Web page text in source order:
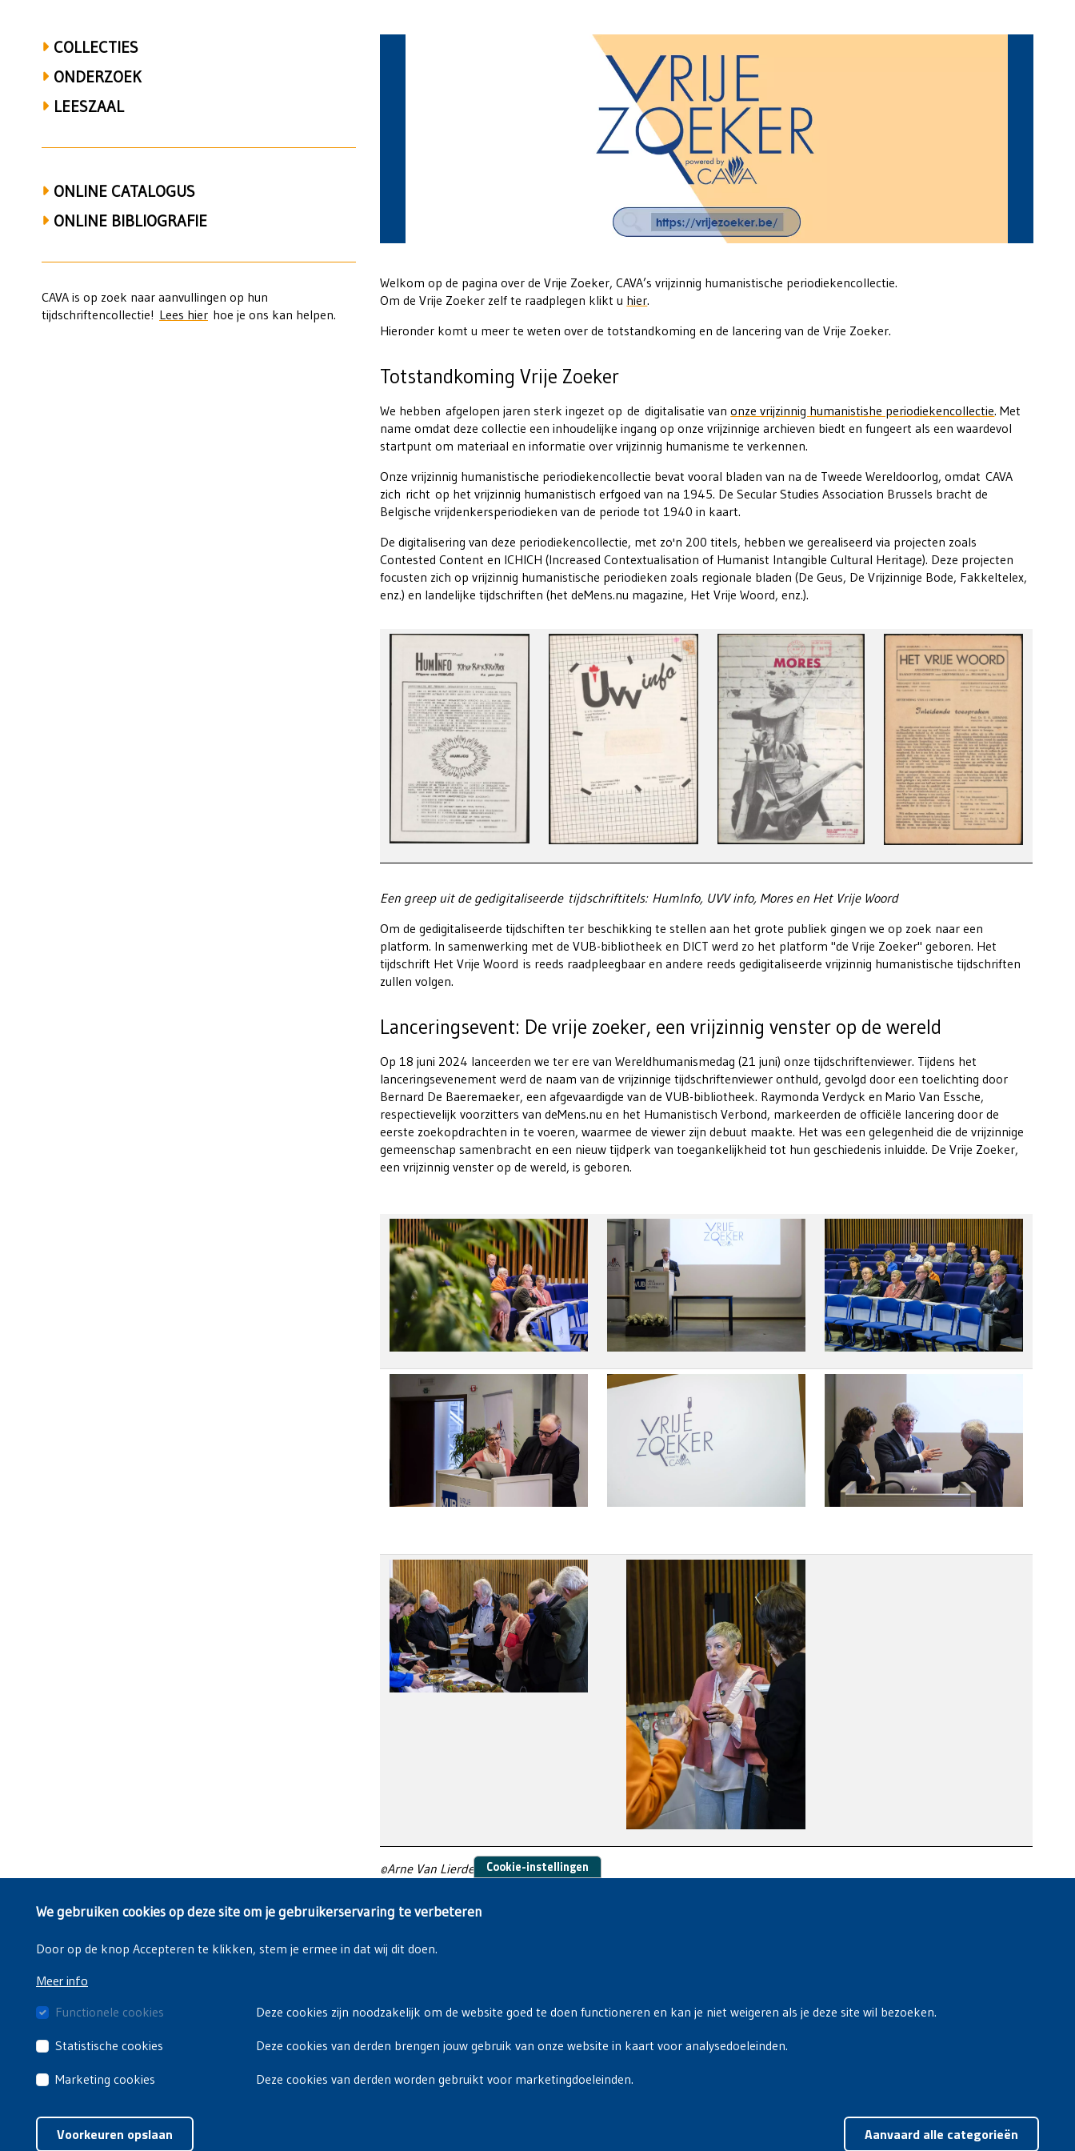
COLLECTIES
ONDERZOEK
LEESZAAL
ONLINE CATALOGUS
ONLINE BIBLIOGRAFIE
CAVA is op zoek naar aanvullingen op hun
tijdschriftencollectie! Lees hier hoe je ons kan helpen.
Welkom op de pagina over de Vrije Zoeker, CAVA’s vrijzinnig humanistische periodiekencollectie.
Om de Vrije Zoeker zelf te raadplegen klikt u hier.
Hieronder komt u meer te weten over de totstandkoming en de lancering van de Vrije Zoeker.
Totstandkoming Vrije Zoeker
We hebben afgelopen jaren sterk ingezet op de digitalisatie vanonze vrijzinnig humanistishe periodiekencollectie. Met
name omdat deze collectie een inhoudelijke ingang op onze vrijzinnige archieven biedt en fungeert als een waardevol
startpunt om materiaal en informatie over vrijzinnig humanisme te verkennen.
Onze vrijzinnig humanistische periodiekencollectie bevat vooral bladen van na de Tweede Wereldoorlog, omdat CAVA
zich richt op het vrijzinnig humanistisch erfgoed van na 1945. De Secular Studies Association Brussels bracht de
Belgische vrijdenkersperiodieken van de periode tot 1940 in kaart.
De digitalisering van deze periodiekencollectie, met zo'n 200 titels, hebben we gerealiseerd via projecten zoals
Contested Content en ICHICH (Increased Contextualisation of Humanist Intangible Cultural Heritage). Deze projecten
focusten zich op vrijzinnig humanistische periodieken zoals regionale bladen (De Geus, De Vrijzinnige Bode, Fakkeltelex,
enz.) en landelijke tijdschriften (het deMens.nu magazine, Het Vrije Woord, enz.).
Een greep uit de gedigitaliseerde tijdschriftitels: HumInfo, UVV info, Mores en Het Vrije Woord
Om de gedigitaliseerde tijdschiften ter beschikking te stellen aan het grote publiek gingen we op zoek naar een
platform. In samenwerking met de VUB-bibliotheek en DICT werd zo het platform "de Vrije Zoeker" geboren. Het
tijdschrift Het Vrije Woord is reeds raadpleegbaar en andere reeds gedigitaliseerde vrijzinnig humanistische tijdschriften
zullen volgen.
Lanceringsevent: De vrije zoeker, een vrijzinnig venster op de wereld
Op 18 juni 2024 lanceerden we ter ere van Wereldhumanismedag (21 juni) onze tijdschriftenviewer. Tijdens het
lanceringsevenement werd de naam van de vrijzinnige tijdschriftenviewer onthuld, gevolgd door een toelichting door
Bernard De Baeremaeker, een afgevaardigde van de VUB-bibliotheek. Raymonda Verdyck en Mario Van Essche,
respectievelijk voorzitters van deMens.nu en het Humanistisch Verbond, markeerden de officiële lancering door de
eerste zoekopdrachten in te voeren, waarmee de viewer zijn debuut maakte. Het was een gelegenheid die de vrijzinnige
gemeenschap samenbracht en een nieuw tijdperk van toegankelijkheid tot hun geschiedenis inluidde. De Vrije Zoeker,
een vrijzinnig venster op de wereld, is geboren.
©Arne Van Lierde Cookie-instellingen
We gebruiken cookies op deze site om je gebruikerservaring te verbeteren
Door op de knop Accepteren te klikken, stem je ermee in dat wij dit doen.
Meer info
Functionele cookies Deze cookies zijn noodzakelijk om de website goed te doen functioneren en kan je niet weigeren als je deze site wil bezoeken.
Statistische cookies Deze cookies van derden brengen jouw gebruik van onze website in kaart voor analysedoeleinden.
Marketing cookies Deze cookies van derden worden gebruikt voor marketingdoeleinden.
Voorkeuren opslaan Aanvaard alle categorieën